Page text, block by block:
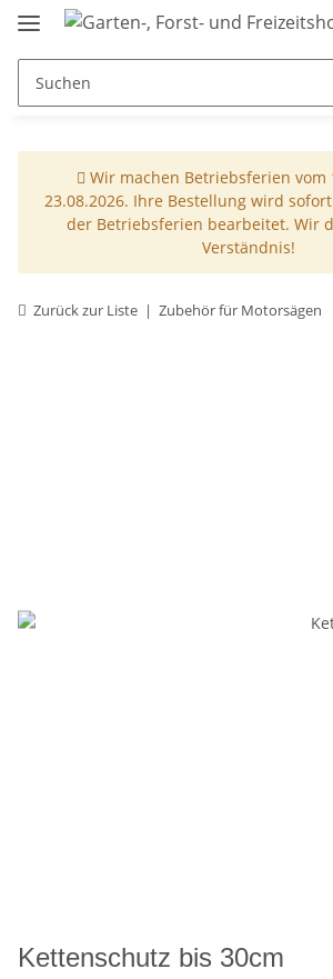
Wir machen Betriebsferien vom
23.08.2026. Ihre Bestellung wird
der Betriebsferien bearbeitet. Wir
Verständnis!
Zurück zur Liste Zubehör für Motorsägen
Kettenschutz bis 30cm